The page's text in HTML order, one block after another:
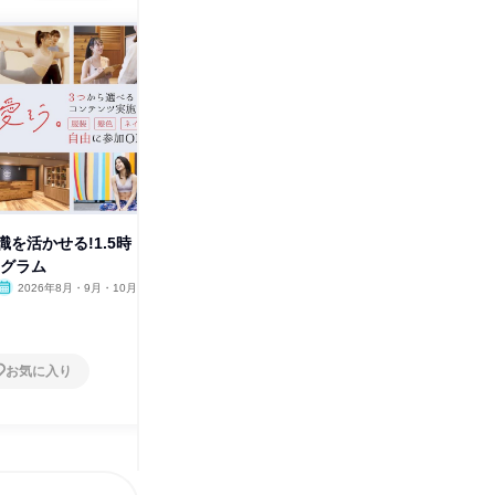
を活かせる!1.5時
ラム
2026年8月・9月・10月
お気に入り